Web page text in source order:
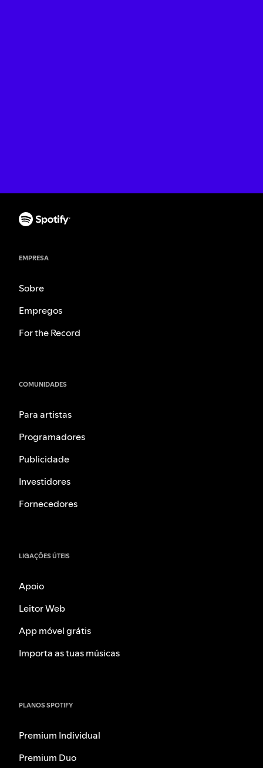
EMPRESA
Sobre
Empregos
For the Record
COMUNIDADES
Para artistas
Programadores
Publicidade
Investidores
Fornecedores
LIGAÇÕES ÚTEIS
Apoio
Leitor Web
App móvel grátis
Importa as tuas músicas
PLANOS SPOTIFY
Premium Individual
Premium Duo